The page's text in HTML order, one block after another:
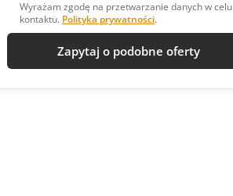
Wyrażam zgodę na przetwarzanie danych w celu
kontaktu. Polityka prywatności.
Zapytaj o podobne oferty